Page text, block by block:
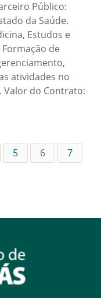
Público:
da Saúde.
Estudos e
de
atividades no
Valor do Contrato:
5 6
7